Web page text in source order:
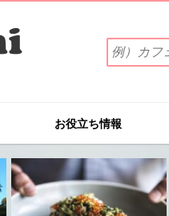
索
ワ
を
入
力
(例）
カ
お役立ち情報